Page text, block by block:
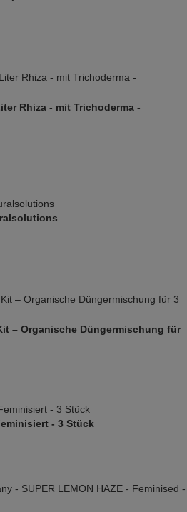
Rhiza - mit Trichoderma -
– Organische Düngermischung für
- 3 Stück